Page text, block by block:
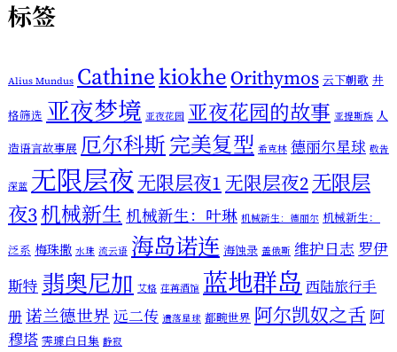
标签
Alius Mundus Cathinekiokhe Orithymos 云下朝歌 井
格筛选 亚夜梦境 亚夜花园 亚夜花园的故事 亚提斯族 人
造语言故事展 厄尔科斯完美复型 希克林 德丽尔星球 敬告
深蓝 无限层夜无限层夜1 无限层夜2无限层
夜3机械新生 机械新生：叶琳 机械新生：德丽尔 机械新生：
泛系 梅珠撒 水珠 流云语 海岛诺连 海蚀录 盖俄斯 维护日志 罗伊
斯特 翡奥尼加 艾格 荏苒酒馆 蓝地群岛 西陆旅行手
册诺兰德世界 远二传 遗落星球 都畹世界 阿尔凯奴之舌 阿
穆塔 霁璩白日集 静寂